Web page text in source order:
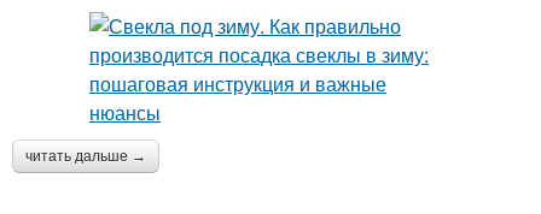
читать дальше →